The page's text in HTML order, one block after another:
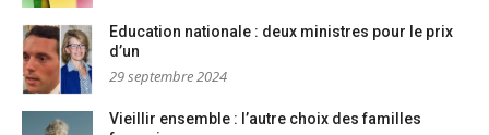
Education nationale : deux ministres pour le prix
d’un
29 septembre 2024
Vieillir ensemble : l’autre choix des familles